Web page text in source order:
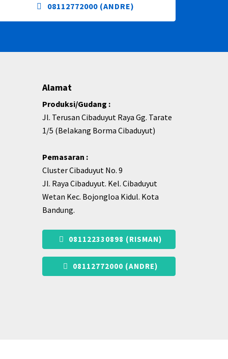
08112772000 (ANDRE)
Alamat
Produksi/Gudang :
Jl. Terusan Cibaduyut Raya Gg. Tarate
1/5 (Belakang Borma Cibaduyut)
Pemasaran :
Cluster Cibaduyut No. 9
Jl. Raya Cibaduyut. Kel. Cibaduyut
Wetan Kec. Bojongloa Kidul. Kota
Bandung.
081122330898 (RISMAN)
08112772000 (ANDRE)